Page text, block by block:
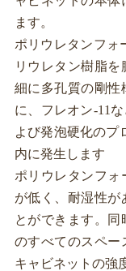
ます。
ポリウレタンフォ
リウレタン樹脂
細に多孔質の剛性
に、フレオン-11
よび発泡硬化のプ
内に発生します
ポリウレタンフ
が低く、耐湿性が
とができます。
のすべてのスペー
キャビネットの強